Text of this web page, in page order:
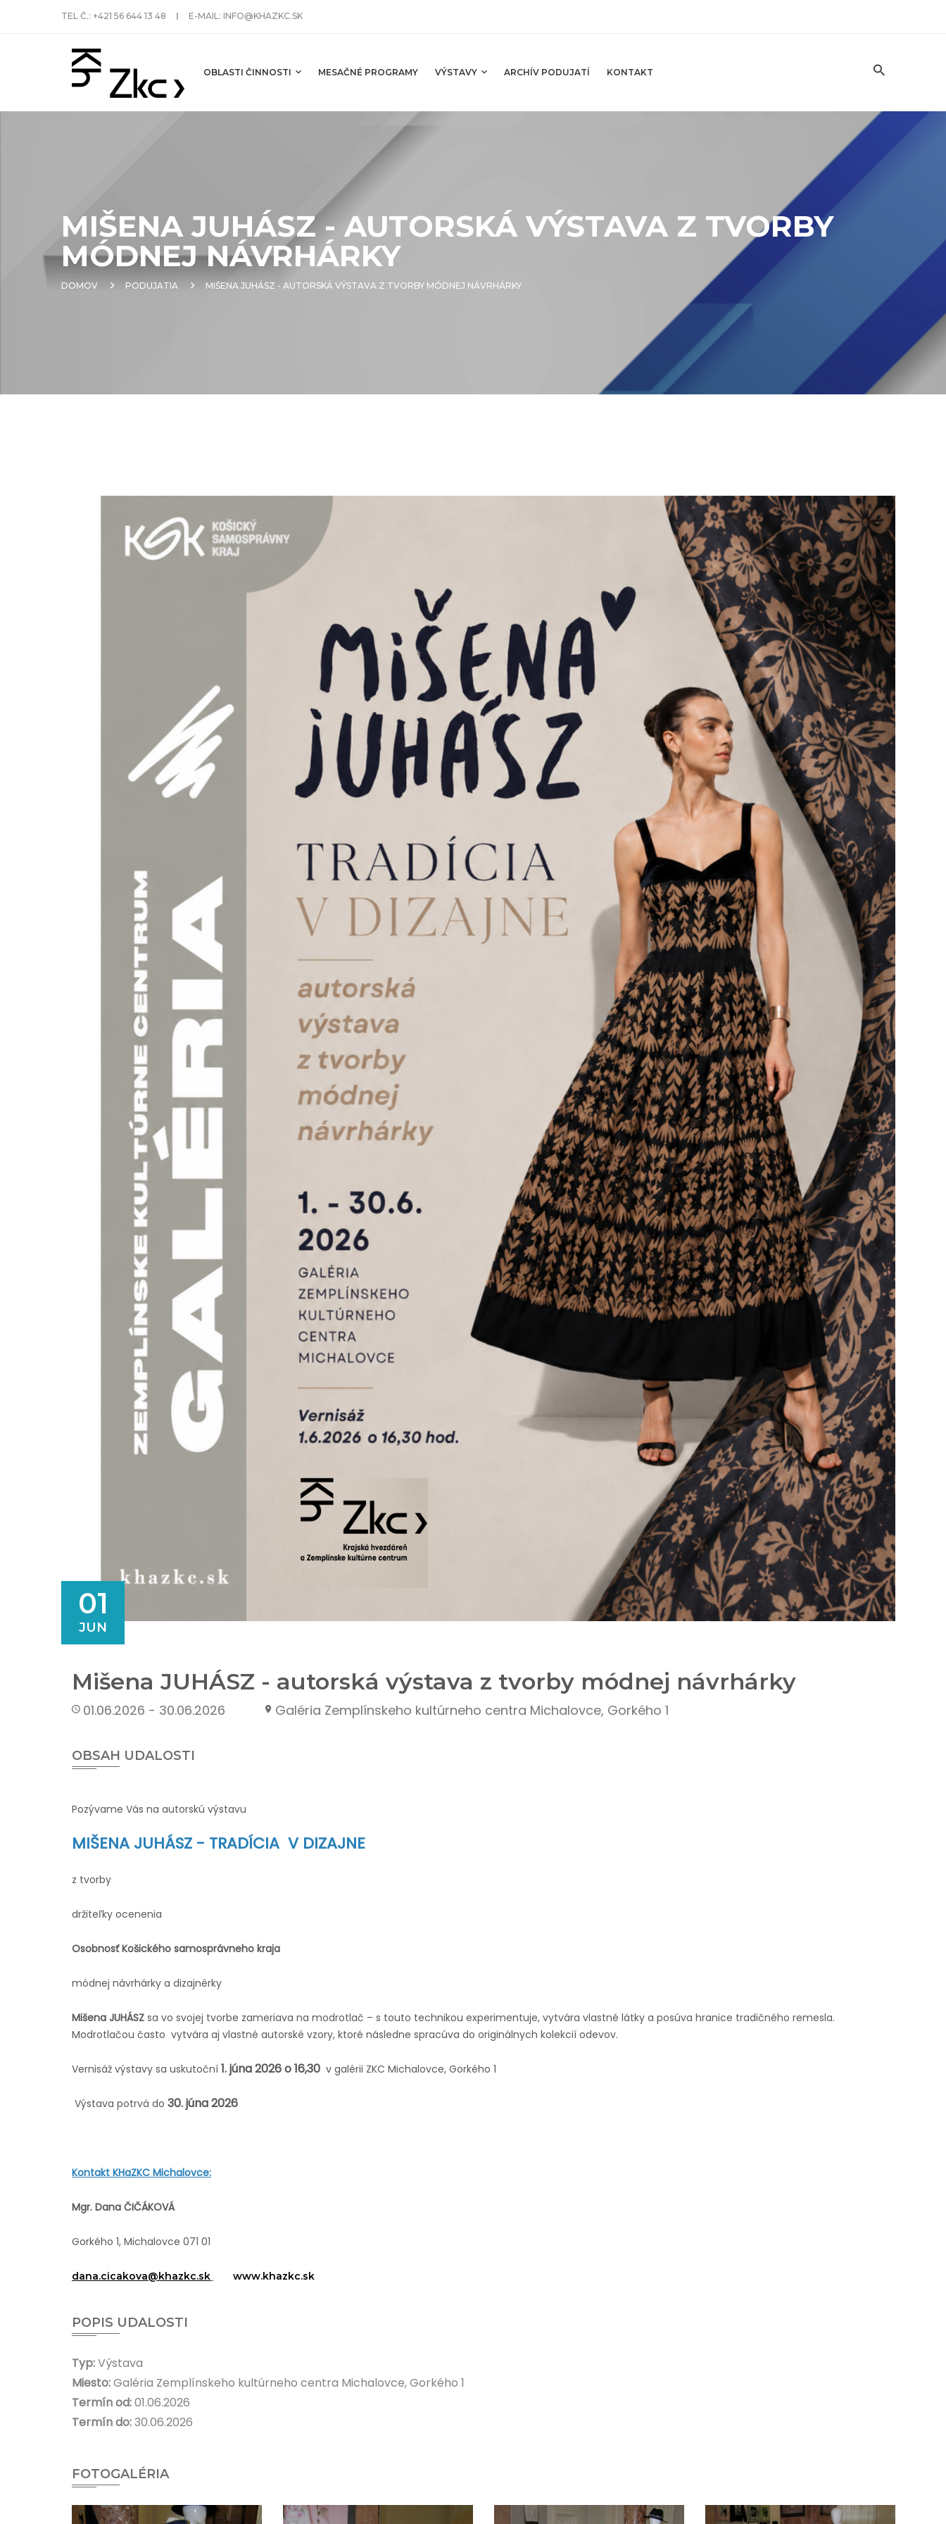
TEL Č.: +421 56 644 13 48 E-MAIL: INFO@KHAZKC.SK
OBLASTI ČINNOSTI MESAČNÉ PROGRAMY VÝSTAVY ARCHÍV PODUJATÍ KONTAKT
MIŠENA JUHÁSZ - AUTORSKÁ VÝSTAVA Z TVORBY
MÓDNEJ NÁVRHÁRKY
DOMOV PODUJATIA MIŠENA JUHÁSZ - AUTORSKÁ VÝSTAVA Z TVORBY MÓDNEJ NÁVRHÁRKY
01
JUN
Mišena JUHÁSZ - autorská výstava z tvorby módnej návrhárky
01.06.2026 - 30.06.2026 Galéria Zemplínskeho kultúrneho centra Michalovce, Gorkého 1
OBSAH UDALOSTI
Pozývame Vás na autorskú výstavu
MIŠENA JUHÁSZ - TRADÍCIA V DIZAJNE
z tvorby
držiteľky ocenenia
Osobnosť Košického samosprávneho kraja
módnej návrhárky a dizajnérky
Mišena JUHÁSZ sa vo svojej tvorbe zameriava na modrotlač – s touto technikou experimentuje, vytvára vlastné látky a posúva hranice tradičného remesla.
Modrotlačou často vytvára aj vlastné autorské vzory, ktoré následne spracúva do originálnych kolekcií odevov.
Vernisáž výstavy sa uskutoční 1. júna 2026 o 16,30 v galérii ZKC Michalovce, Gorkého 1
Výstava potrvá do 30. júna 2026
Kontakt KHaZKC Michalovce:
Mgr. Dana ČIČÁKOVÁ
Gorkého 1, Michalovce 071 01
dana.cicakova@khazkc.sk www.khazkc.sk
POPIS UDALOSTI
Typ:Výstava
Miesto:Galéria Zemplínskeho kultúrneho centra Michalovce, Gorkého 1
Termín od:01.06.2026
Termín do:30.06.2026
FOTOGALÉRIA